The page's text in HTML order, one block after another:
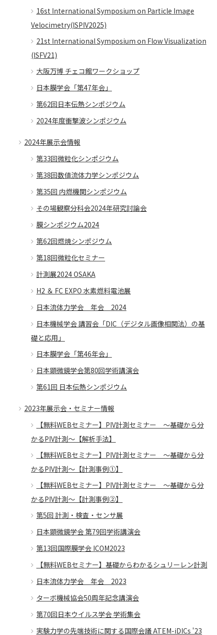
16st International Symposium on Particle Image
Velocimetry(ISPIV2025)
21st International Symposium on Flow Visualization
(ISFV21)
大阪万博 チェコ館ワークショップ
日本膜学会「第47年会」
第62回日本伝熱シンポジウム
2024年度衝撃波シンポジウム
2024年展示会情報
第33回微粒化シンポジウム
第38回数値流体力学シンポジウム
第35回 内燃機関シンポジウム
その場観察分科会2024年研究討論会
膜シンポジウム2024
第62回燃焼シンポジウム
第18回微粒化セミナー
計測展2024 OSAKA
H2 ＆ FC EXPO 水素燃料電池展
日本流体力学会 年会 2024
日本機械学会 講習会「DIC（デジタル画像相関法）の基
礎と応用」
日本膜学会「第46年会」
日本顕微鏡学会第80回学術講演会
第61回 日本伝熱シンポジウム
2023年展示会・セミナー情報
【無料WEBセミナー】PIV計測セミナー ～基礎から分
かるPIV計測～【解析手法】
【無料WEBセミナー】PIV計測セミナー ～基礎から分
かるPIV計測～【計測事例①】
【無料WEBセミナー】PIV計測セミナー ～基礎から分
かるPIV計測～【計測事例②】
第5回 計測・検査・センサ展
日本顕微鏡学会 第79回学術講演会
第13回国際膜学会 ICOM2023
【無料WEBセミナー】基礎からわかるシュリーレン計測
日本流体力学会 年会 2023
ターボ機械協会50周年記念講演会
第70回日本ウイルス学会 学術集会
実験力学の先端技術に関する国際会議 ATEM-iDICs '23